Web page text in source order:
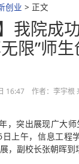
创业 > 正文
我院成
限”师
16:47 作者：李宇根
，突出展现广大
上午，信息工程
，副校长张朝晖到